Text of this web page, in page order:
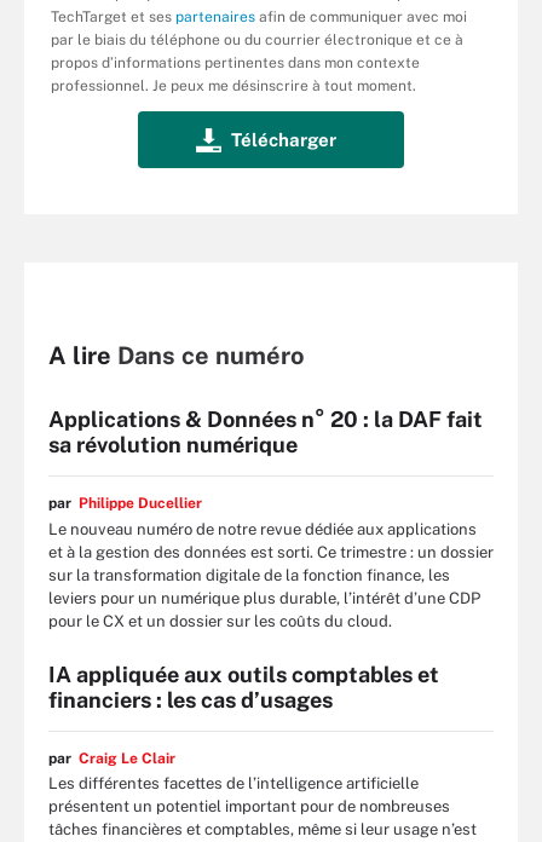
TechTarget et ses partenaires afin de communiquer avec moi
par le biais du téléphone ou du courrier électronique et ce à
propos d’informations pertinentes dans mon contexte
professionnel. Je peux me désinscrire à tout moment.
A lire Dans ce numéro
Applications & Données n° 20 : la DAF fait
sa révolution numérique
par Philippe Ducellier
Le nouveau numéro de notre revue dédiée aux applications
et à la gestion des données est sorti. Ce trimestre : un dossier
sur la transformation digitale de la fonction finance, les
leviers pour un numérique plus durable, l’intérêt d’une CDP
pour le CX et un dossier sur les coûts du cloud.
IA appliquée aux outils comptables et
financiers : les cas d’usages
par Craig Le Clair
Les différentes facettes de l’intelligence artificielle
présentent un potentiel important pour de nombreuses
tâches financières et comptables, même si leur usage n’est